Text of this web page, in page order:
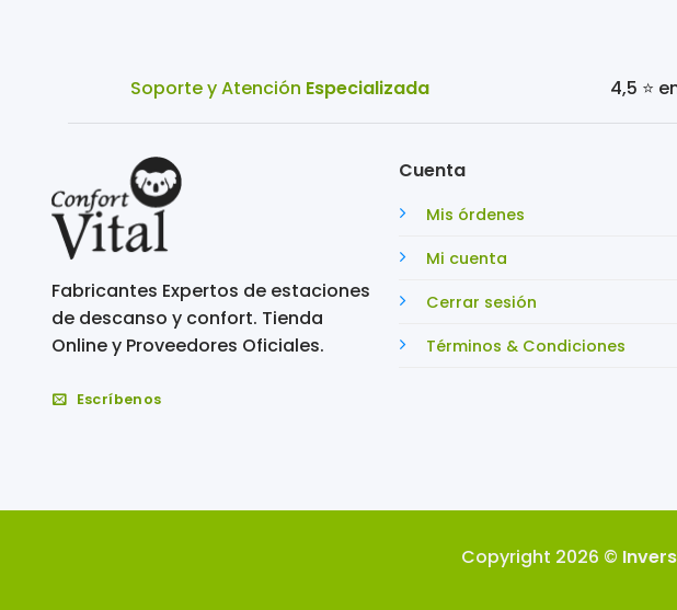
Soporte y Atención Especializada 4,5 ⭐
Fabricantes Expertos de estaciones
de descanso y confort. Tienda
Online y Proveedores Oficiales.
Escríbenos
Cuenta
Mis órdenes
Mi cuenta
Cerrar sesión
Términos & Condiciones
Copyright 2026 ©